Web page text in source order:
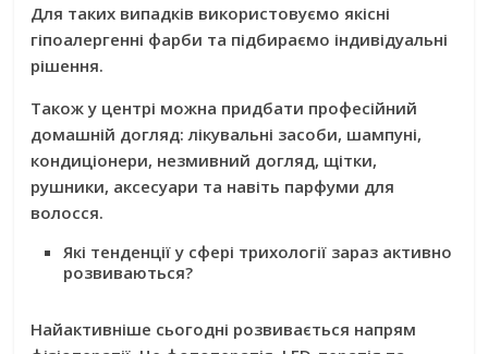
Для таких випадків використовуємо якісні
гіпоалергенні фарби та підбираємо індивідуальні
рішення.
Також у центрі можна придбати професійний
домашній догляд: лікувальні засоби, шампуні,
кондиціонери, незмивний догляд, щітки,
рушники, аксесуари та навіть парфуми для
волосся.
Які тенденції у сфері трихології зараз активно
розвиваються?
Найактивніше сьогодні розвивається напрям